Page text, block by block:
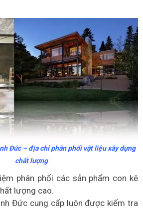
Đức – địa chỉ phân phối vật liệu xây dựng
chất lượng
phân phối các sản phẩm con kê
lượng cao.
Đức cung cấp luôn được kiểm tra